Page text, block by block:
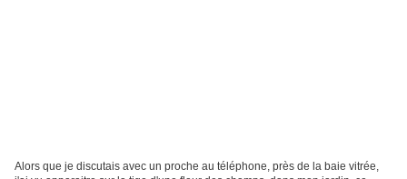
Alors que je discutais avec un proche au téléphone, près de la baie vitrée,